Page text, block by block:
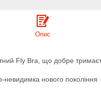
Опис
Fly Bra, що добре
невидимка нового покоління